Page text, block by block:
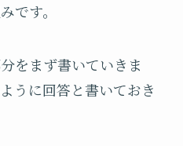
です。
をまず書いていきま
うに回答と書いておき